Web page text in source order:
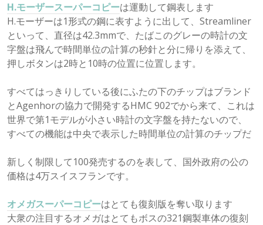
H.モーザースーパーコピーは運動して鋼表します
H.モーザーは1形式の鋼に表すように出して、Streamliner
といって、直径は42.3mmで、たばこのグレーの時計の文
字盤は飛んで時間単位の計算の秒針と分に帰りを添えて、
押しボタンは2時と10時の位置に位置します。
すべてはっきりしている後にふたの下のチップはブランド
とAgenhorの協力で開発するHMC 902でから来て、これは
世界で第1モデルが小さい時計の文字盤を持たないので、
すべての機能は中央で表示した時間単位の計算のチップだ
新しく制限して100発売するのを表して、国外政府の公の
価格は4万スイスフランです。
オメガスーパーコピーはとても復刻版を奪い取ります
大衆の注目するオメガはとてもボスの321鋼製車体の復刻